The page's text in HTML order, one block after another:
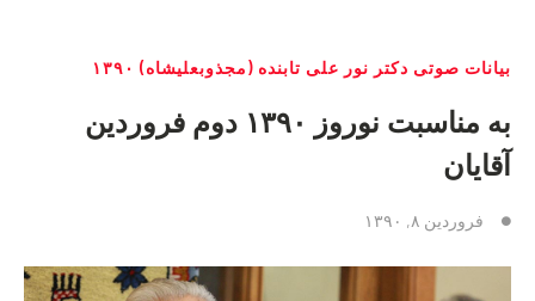
بیانات صوتی دکتر نور علی تابنده (مجذوبعلیشاه) ۱۳۹۰
به مناسبت نوروز ۱۳۹۰ دوم فروردین
آقایان
فروردین ۸, ۱۳۹۰